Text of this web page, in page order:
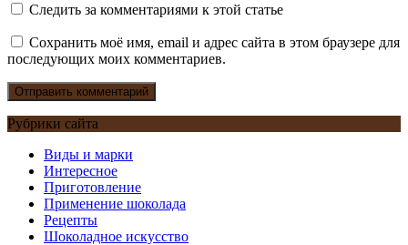
Следить за комментариями к этой статье
Сохранить моё имя, email и адрес сайта в этом браузере для
последующих моих комментариев.
Рубрики сайта
Виды и марки
Интересное
Приготовление
Применение шоколада
Рецепты
Шоколадное искусство